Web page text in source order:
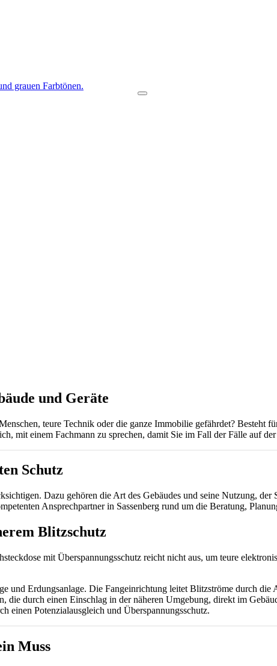
und Geräte
teure Technik oder die ganze Immobilie gefährdet? Besteht
mit einem Fachmann zu sprechen, damit Sie im Fall der Fälle auf der
Schutz
Dazu gehören die Art des Gebäudes und seine Nutzung,
Ansprechpartner in Sassenberg rund um die Beratung,
Blitzschutz
mit Überspannungsschutz reicht nicht aus, um teure
und Erdungsanlage. Die Fangeinrichtung leitet Blitzströme durch
die durch einen Einschlag in der näheren Umgebung, direkt im
einen Potenzialausgleich und Überspannungsschutz.
Muss